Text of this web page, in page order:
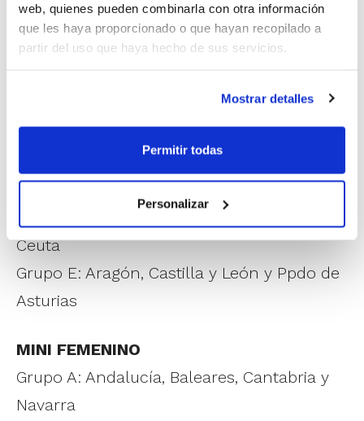
web, quienes pueden combinarla con otra información
que les haya proporcionado o que hayan recopilado a
partir del uso que haya hecho de sus servicios.
Mostrar detalles
Permitir todas
Personalizar
MINI MASCULINO
Grupo A: Cataluña, Baleares, R. Murcia y
Grupo B: C. Valenciana, Canarias, Castilla la
Mancha y La Rioja
Melilla
Ceuta
Grupo E: Aragón, Castilla y León y Ppdo de
Asturias
MINI FEMENINO
Grupo A: Andalucía, Baleares, Cantabria y
Navarra